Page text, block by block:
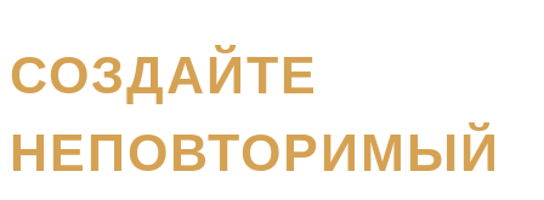
СОЗДАЙТЕ
НЕПОВТОРИМЫЙ